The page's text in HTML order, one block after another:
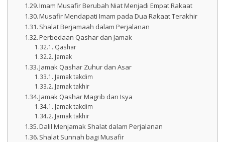
Imam Musafir Berubah Niat Menjadi Empat Rakaat
Musafir Mendapati Imam pada Dua Rakaat Terakhir
Shalat Berjamaah dalam Perjalanan
Perbedaan Qashar dan Jamak
Qashar
Jamak
Jamak Qashar Zuhur dan Asar
Jamak takdim
Jamak takhir
Jamak Qashar Magrib dan Isya
Jamak takdim
Jamak takhir
Dalil Menjamak Shalat dalam Perjalanan
Shalat Sunnah bagi Musafir